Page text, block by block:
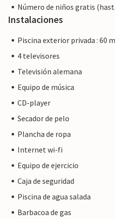
cafeterías y discotecas, está a
cercanas están a pocos
recomendable.
Número de niños gratis
Instalaciones
Piscina exterior privada : 60
4 televisores
Televisión alemana
Equipo de música
CD-player
Secador de pelo
Plancha de ropa
Internet wi-fi
Equipo de ejercicio
Caja de seguridad
Piscina de agua salada
Barbacoa de gas